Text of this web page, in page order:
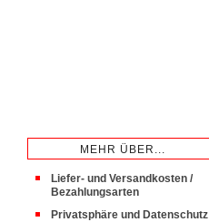
MEHR ÜBER...
Liefer- und Versandkosten /
Bezahlungsarten
Privatsphäre und Datenschutz